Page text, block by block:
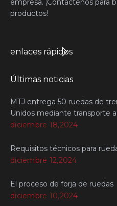
empresa. ¡Contáctenos para
productos!
enlaces rápidos
Últimas noticias
MTJ entrega 50 ruedas de
Unidos mediante transporte
diciembre 18,2024
Requisitos técnicos para
diciembre 12,2024
El proceso de forja de ruedas
diciembre 10,2024